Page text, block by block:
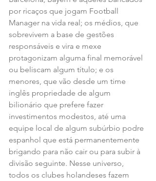
por ricaços que jogam Football
Manager na vida real; os médios, que
sobrevivem a base de gestões
responsáveis e vira e mexe
protagonizam alguma final memorável
ou beliscam algum título; e os
menores, que vão desde um time
inglês propriedade de algum
bilionário que prefere fazer
investimentos modestos, até uma
equipe local de algum subúrbio podre
espanhol que está permanentemente
brigando para não cair ou para subir à
divisão seguinte. Nesse universo,
todos os clubes holandeses fazem